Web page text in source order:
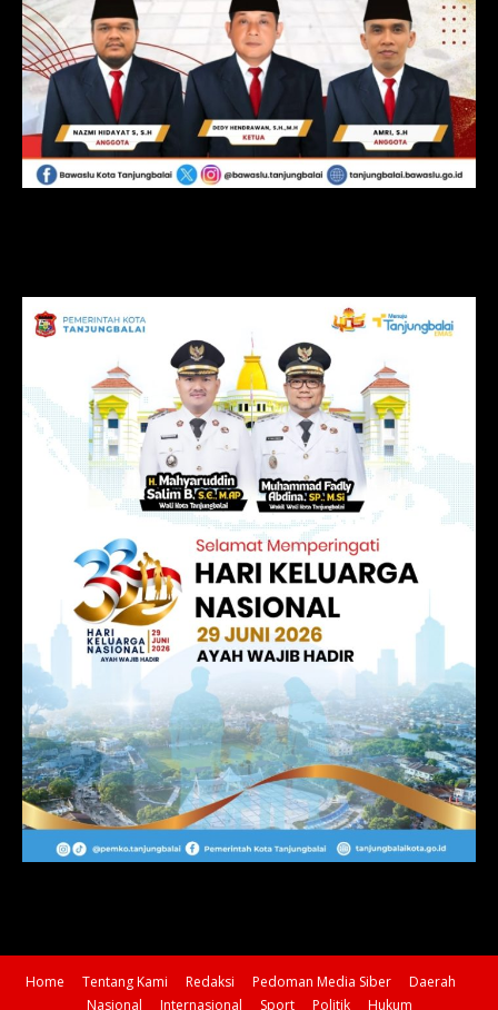
Home Tentang Kami Redaksi Pedoman Media Siber
Daerah
Nasional
Internasional Sport Politik Hukum